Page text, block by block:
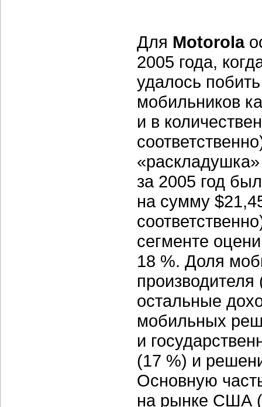
Для Motorola
2005 года,
удалось
мобильников
и в
за 2005 год
на сумму
сегменте
18 %. Доля
остальные
мобильных
и
(17 %) и
Основную
на рынке США